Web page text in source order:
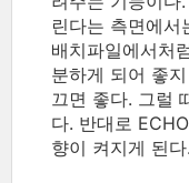
린다는 측면에서
배치파일에서처
분하게 되어 좋
끄면 좋다. 그럴
다. 반대로
향이 켜지게 된다.